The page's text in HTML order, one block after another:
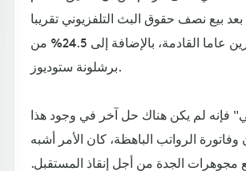
بعد بيع نصف حقوق البث التلفزيوني تقريبا
للخمسة والعشرين عاما القادمة، بالإضافة إلى 24.5% من
برشلونة ستوديوز.
فإنه لم يكن هناك حل آخر في وجود هذا
الرواتب الباهظة، كان الأمر أشبه
مجوهرات الجدة من أجل إنقاذ المستقبل.